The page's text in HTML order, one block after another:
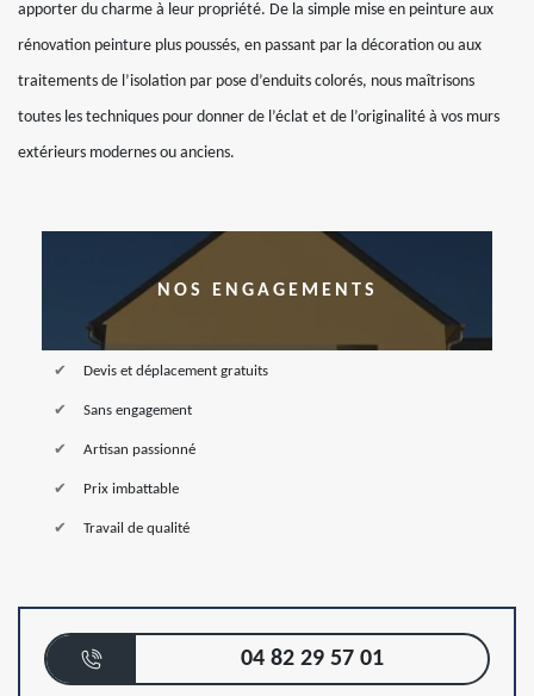
apporter du charme à leur propriété. De la simple mise en peinture aux
rénovation peinture plus poussés, en passant par la décoration ou aux
traitements de l’isolation par pose d’enduits colorés, nous maîtrisons
toutes les techniques pour donner de l’éclat et de l’originalité à vos murs
extérieurs modernes ou anciens.
NOS ENGAGEMENTS
Devis et déplacement gratuits
Sans engagement
Artisan passionné
Prix imbattable
Travail de qualité
04 82 29 57 01